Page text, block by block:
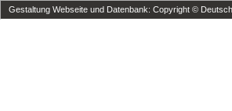
Gestaltung Webseite und Datenbank: Copyright ©